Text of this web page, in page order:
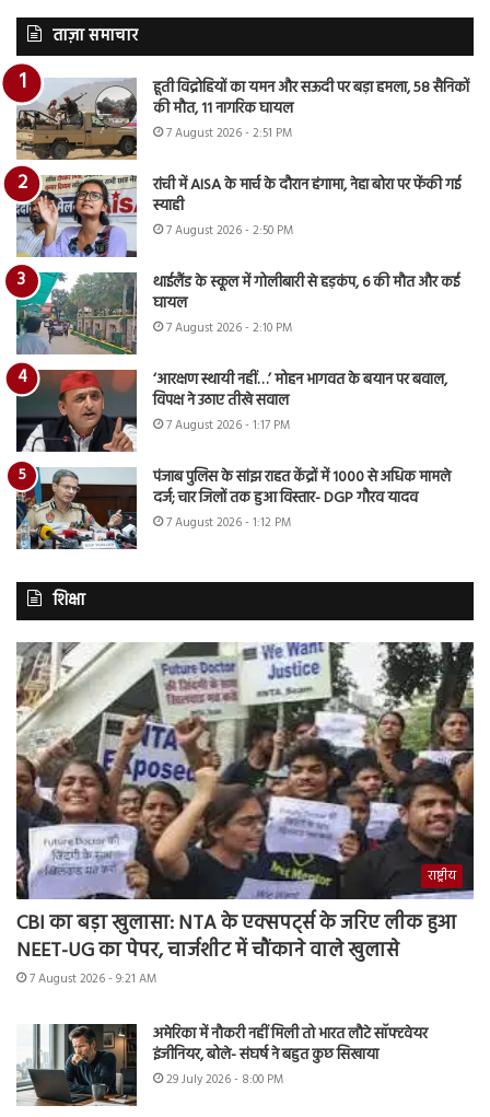
ताज़ा समाचार
हूती विद्रोहियों का यमन और सऊदी पर बड़ा हमला, 58 सैनिकों
की मौत, 11 नागरिक घायल
7 August 2026 - 2:51 PM
रांची में AISA के मार्च के दौरान हंगामा, नेहा बोरा पर फेंकी गई
स्याही
7 August 2026 - 2:50 PM
थाईलैंड के स्कूल में गोलीबारी से हड़कंप, 6 की मौत और कई
घायल
7 August 2026 - 2:10 PM
‘आरक्षण स्थायी नहीं…’ मोहन भागवत के बयान पर बवाल,
विपक्ष ने उठाए तीखे सवाल
7 August 2026 - 1:17 PM
पंजाब पुलिस के सांझ राहत केंद्रों में 1000 से अधिक मामले
दर्ज; चार जिलों तक हुआ विस्तार- DGP गौरव यादव
7 August 2026 - 1:12 PM
शिक्षा
राष्ट्रीय
CBI का बड़ा खुलासा: NTA के एक्सपर्ट्स के जरिए लीक हुआ
NEET-UG का पेपर, चार्जशीट में चौंकाने वाले खुलासे
7 August 2026 - 9:21 AM
अमेरिका में नौकरी नहीं मिली तो भारत लौटे सॉफ्टवेयर
इंजीनियर, बोले- संघर्ष ने बहुत कुछ सिखाया
29 July 2026 - 8:00 PM